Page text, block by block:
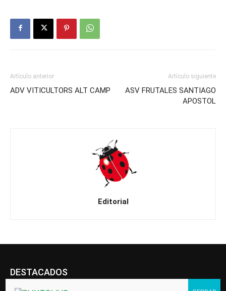
Artículo anterior
ADV VITICULTORS ALT CAMP
Artículo siguiente
ASV FRUTALES SANTIAGO
APOSTOL
Editorial
DESTACADOS